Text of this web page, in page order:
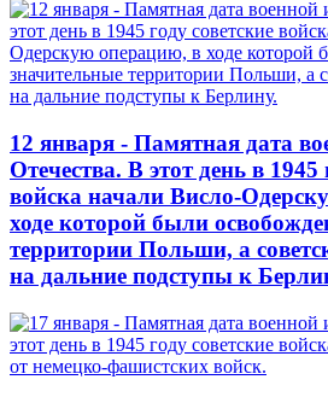
12 января - Памятная дата
Отечества. В этот день в 1945
войска начали Висло-
ходе которой были
территории Польши, а
на дальние подступы к